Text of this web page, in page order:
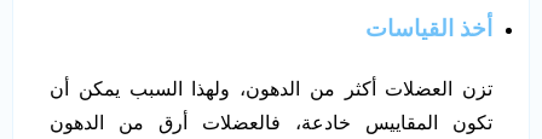
أخذ القياسات
تزن العضلات أكثر من الدهون، ولهذا السبب يمكن أن
تكون المقاييس خادعة، فالعضلات أرق من الدهون